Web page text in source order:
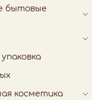
бытовые
косметика